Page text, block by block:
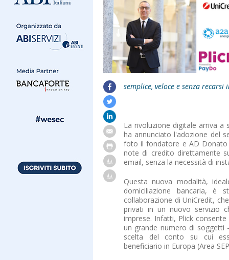
semplice, veloce e senza recarsi
La rivoluzione digitale arriva a
ha annunciato l'adozione del
foto il fondatore e AD Donato
note di credito direttamente
email, senza la necessità di
Questa nuova modalità,
domiciliazione bancaria, è
collaborazione di UniCredit,
privati in un nuovo servizio
imprese. Infatti, Plick
un grande numero di soggetti
scelta del conto su cui
beneficiario in Europa (Area